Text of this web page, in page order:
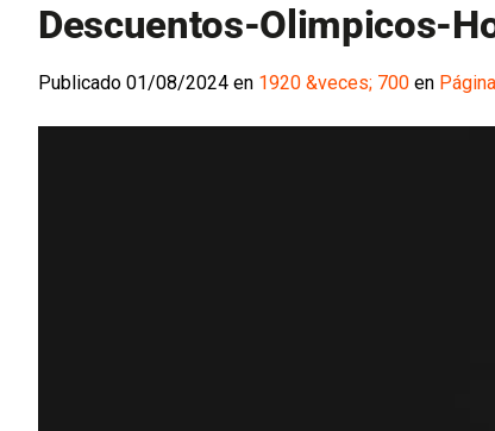
Descuentos-Olimpicos-
Publicado 01/08/2024 en 1920 &veces; 700 en